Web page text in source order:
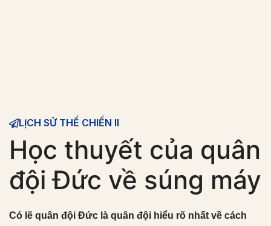
LỊCH SỬ THẾ CHIẾN II
Học thuyết của quân
đội Đức về súng máy
Có lẽ quân đội Đức là quân đội hiểu rõ nhất về cách